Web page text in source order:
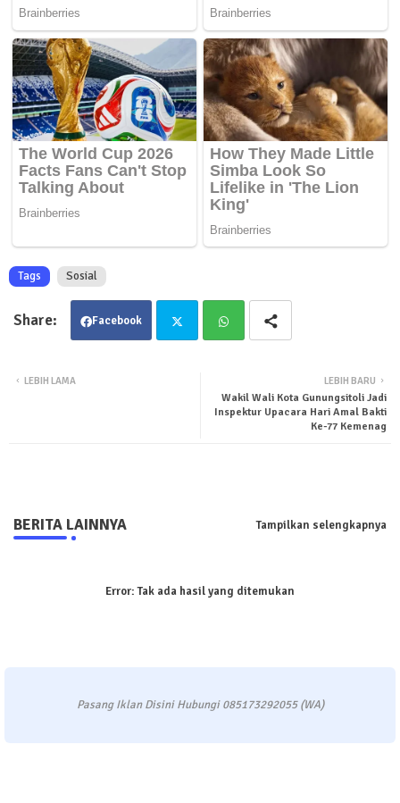
Tags Sosial
Facebook
tsa
LEBIH BARU
Wakil Wali Kota Gunungsitoli Jadi
Inspektur Upacara Hari Amal Bakti
Ke-77 Kemenag
LEBIH LAMA
BERITA LAINNYA Tampilkan selengkapnya
Error:Tak ada hasil yang ditemukan
Pasang Iklan Disini Hubungi 085173292055 (WA)